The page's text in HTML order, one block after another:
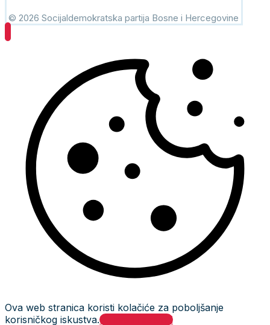
© 2026 Socijaldemokratska partija Bosne i Hercegovine
Ova web stranica koristi kolačiće za poboljšanje
korisničkog iskustva.Prihvati i zatvori